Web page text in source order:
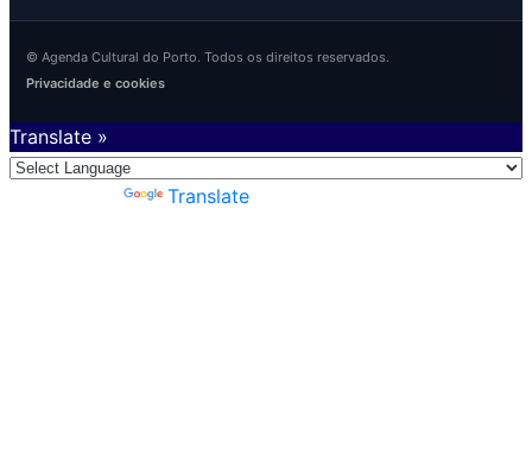
© Agenda Cultural do Porto. Todos os direitos reservados.
Privacidade e cookies
Translate »
Translate